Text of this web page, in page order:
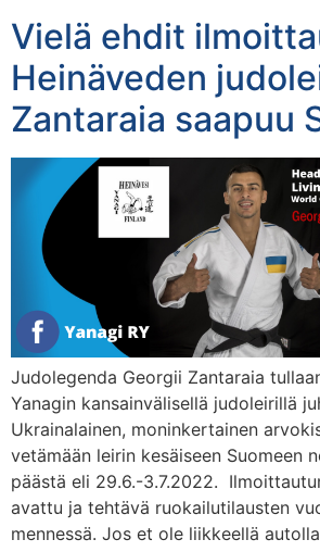
Vielä ehdit
Heinäveden
Zantaraia saapuu
Judolegenda Georgii Zantaraia
Yanagin kansainvälisellä judoleirillä
Ukrainalainen, moninkertainen
vetämään leirin kesäiseen Suomeen
päästä eli 29.6.-3.7.2022.
avattu ja tehtävä ruokailutilausten
mennessä. Jos et ole liikkeellä